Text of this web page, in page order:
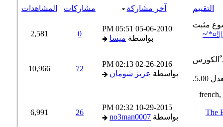
التقييم
آخر مشاركة مشاركات المشاهدات
05-06-2010
05:51 PM
بواسطةميسا
2,581
02-26-2016
02:13 PM
بواسطةعزيز شومان
72
10,966
10-29-2015
02:32 PM
بواسطةno3man0007
26
6,991